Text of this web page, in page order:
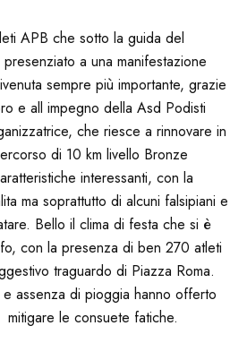
APB che sotto la guida del
a una manifestazione
sempre più importante, grazie
e all impegno della Asd Podisti
che riesce a rinnovare in
di 10 km livello Bronze
interessanti, con la
ma soprattutto di alcuni falsipiani e
Bello il clima di festa che si è
con la presenza di ben 270 atleti
traguardo di Piazza Roma.
assenza di pioggia hanno offerto
le consuete fatiche.